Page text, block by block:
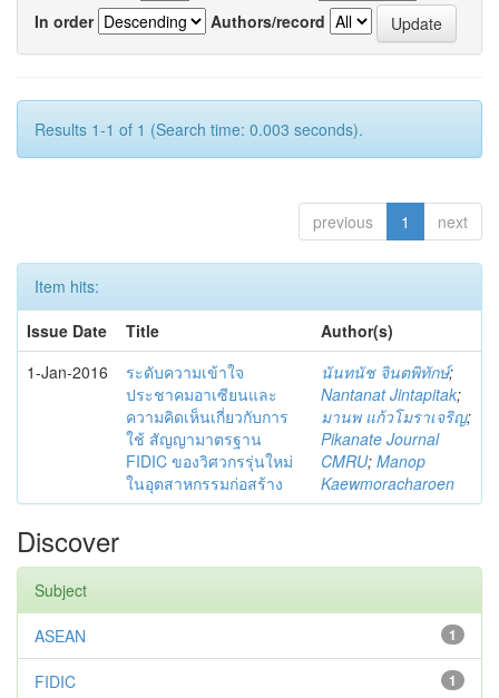
In order
Authors/record
Results 1-1 of 1 (Search time: 0.003 seconds).
previous 1 next
Item hits:
Issue Date
Title
Author(s)
1-Jan-2016
ระดับความเข้าใจ
ประชาคมอาเซียนและ
ความคิดเห็นเกี่ยวกับการ
ใช้ สัญญามาตรฐาน
FIDIC ของวิศวกรรุ่นใหม่
ในอุตสาหกรรมก่อสร้าง
นันทนัช จินตพิทักษ์;
Nantanat Jintapitak;
มานพ แก้วโมราเจริญ;
Pikanate Journal
CMRU; Manop
Kaewmoracharoen
Discover
Subject
1
ASEAN
1
FIDIC